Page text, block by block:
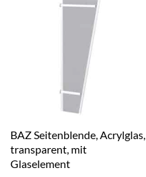
BAZ Seitenblende, Acrylglas,
transparent, mit
Glaselement